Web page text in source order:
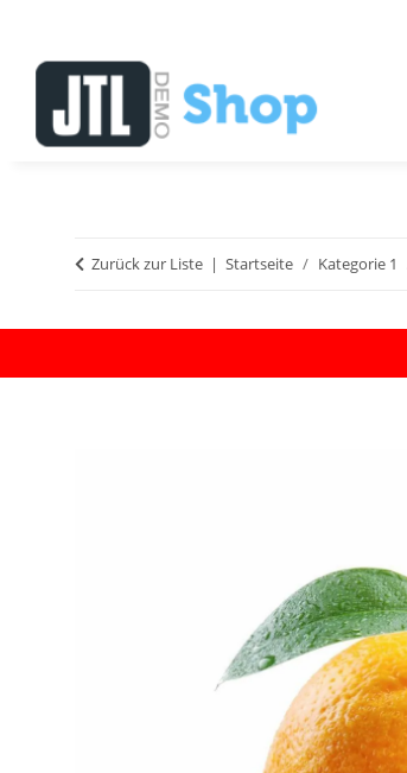
Zurück zur Liste Startseite Kategorie 1